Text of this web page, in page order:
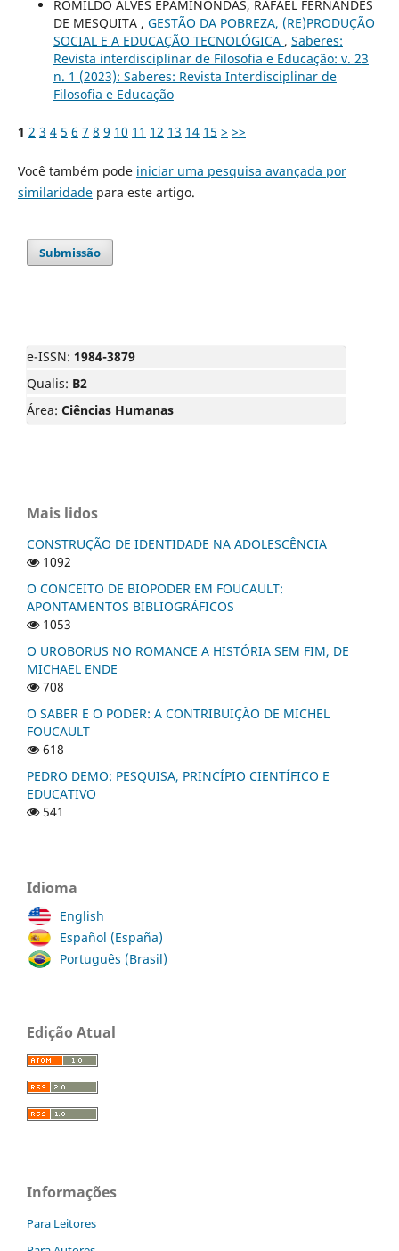
ROMILDO ALVES EPAMINONDAS, RAFAEL FERNANDES
DE MESQUITA , GESTÃO DA POBREZA, (RE)PRODUÇÃO
SOCIAL E A EDUCAÇÃO TECNOLÓGICA , Saberes:
Revista interdisciplinar de Filosofia e Educação: v. 23
n. 1 (2023): Saberes: Revista Interdisciplinar de
Filosofia e Educação
1 2 3 4 5 6 7 8 9 10 11 12 13 14 15 > >>
Você também pode iniciar uma pesquisa avançada por
similaridadepara este artigo.
Submissão
e-ISSN: 1984-3879
Qualis: B2
Área: Ciências Humanas
Mais lidos
CONSTRUÇÃO DE IDENTIDADE NA ADOLESCÊNCIA
1092
O CONCEITO DE BIOPODER EM FOUCAULT:
APONTAMENTOS BIBLIOGRÁFICOS
1053
O UROBORUS NO ROMANCE A HISTÓRIA SEM FIM, DE
MICHAEL ENDE
708
O SABER E O PODER: A CONTRIBUIÇÃO DE MICHEL
FOUCAULT
618
PEDRO DEMO: PESQUISA, PRINCÍPIO CIENTÍFICO E
EDUCATIVO
541
Idioma
English
Español (España)
Português (Brasil)
Edição Atual
Informações
Para Leitores